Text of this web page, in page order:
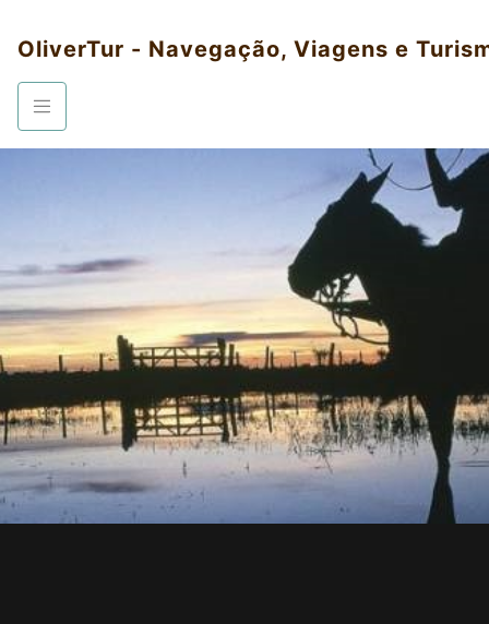
OliverTur - Navegação, Viagens e